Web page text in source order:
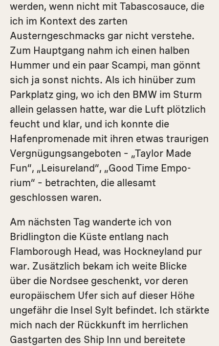
werden, wenn nicht mit Tabascosauce, die
ich im Kontext des zarten
Austerngeschmacks gar nicht verstehe.
Zum Hauptgang nahm ich einen halben
Hummer und ein paar Scampi, man gönnt
sich ja sonst nichts. Als ich hinüber zum
Parkplatz ging, wo ich den BMW im Sturm
allein gelassen hatte, war die Luft plötzlich
feucht und klar, und ich konnte die
Hafenpromenade mit ihren etwas traurigen
Vergnügungsangeboten – „Taylor Made
Fun“, „Leisureland“, „Good Time Empo­
rium“ – betrachten, die allesamt
geschlossen waren.
Am nächsten Tag wanderte ich von
Bridlington die Küste entlang nach
Flamborough Head, was Hockneyland pur
war. Zusätzlich bekam ich weite Blicke
über die Nordsee geschenkt, vor deren
europäischem Ufer sich auf dieser Höhe
ungefähr die Insel Sylt befindet. Ich stärkte
mich nach der Rückkunft im herrlichen
Gastgarten des Ship Inn und bereitete